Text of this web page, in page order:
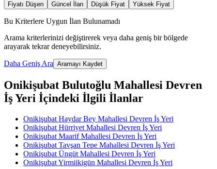
Fiyatı Düşen Güncel İlan Düşük Fiyat Yüksek Fiyat
Bu Kriterlere Uygun İlan Bulunamadı
Arama kriterlerinizi değiştirerek veya daha geniş bir bölgede
arayarak tekrar deneyebilirsiniz.
Daha Geniş Ara Aramayı Kaydet
Onikişubat Bulutoğlu Mahallesi Devren
İş Yeri İçindeki İlgili İlanlar
Onikişubat Haydar Bey Mahallesi Devren İş Yeri
Onikişubat Hürriyet Mahallesi Devren İş Yeri
Onikişubat Maarif Mahallesi Devren İş Yeri
Onikişubat Tavşan Tepe Mahallesi Devren İş Yeri
Onikişubat Üngüt Mahallesi Devren İş Yeri
Onikişubat Yirmiikigün Mahallesi Devren İş Yeri